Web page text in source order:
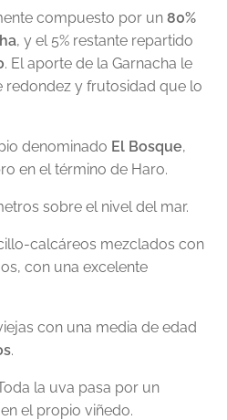
compuesto por un 80%
, y el 5% restante repartido
. El aporte de la Garnacha le
redondez y frutosidad que lo
denominado El Bosque,
en el término de Haro.
sobre el nivel del mar.
calcáreos mezclados con
con una excelente
con una media de edad
.
la uva pasa por un
el propio viñedo.